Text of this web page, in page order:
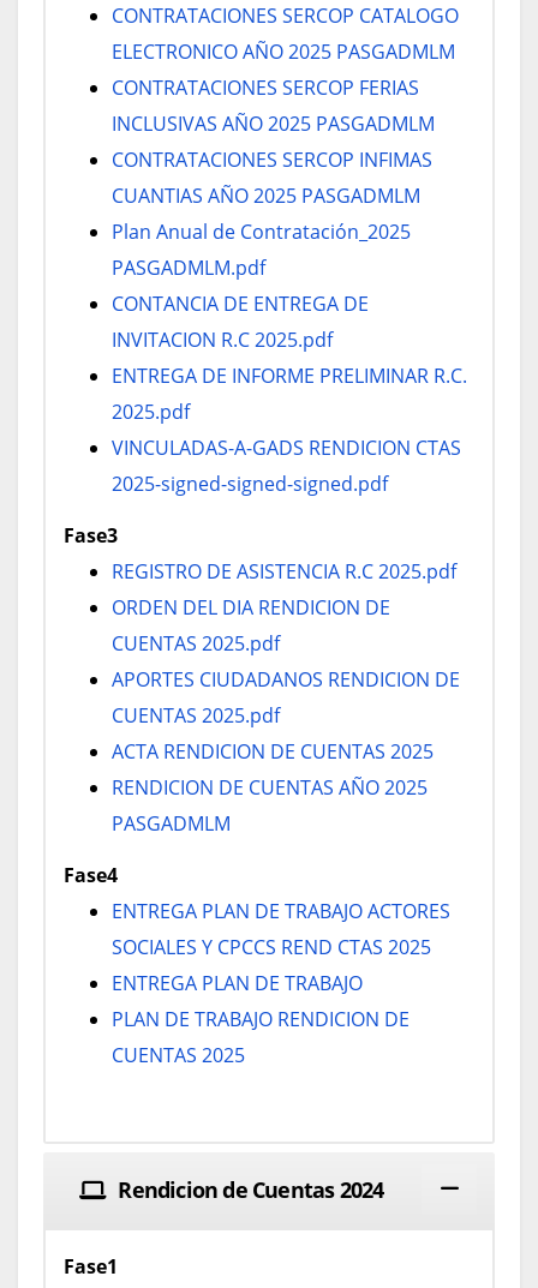
CONTRATACIONES SERCOP CATALOGO
ELECTRONICO AÑO 2025 PASGADMLM
CONTRATACIONES SERCOP FERIAS
INCLUSIVAS AÑO 2025 PASGADMLM
CONTRATACIONES SERCOP INFIMAS
CUANTIAS AÑO 2025 PASGADMLM
Plan Anual de Contratación_2025
PASGADMLM.pdf
CONTANCIA DE ENTREGA DE
INVITACION R.C 2025.pdf
ENTREGA DE INFORME PRELIMINAR R.C.
2025.pdf
VINCULADAS-A-GADS RENDICION CTAS
2025-signed-signed-signed.pdf
Fase3
REGISTRO DE ASISTENCIA R.C 2025.pdf
ORDEN DEL DIA RENDICION DE
CUENTAS 2025.pdf
APORTES CIUDADANOS RENDICION DE
CUENTAS 2025.pdf
ACTA RENDICION DE CUENTAS 2025
RENDICION DE CUENTAS AÑO 2025
PASGADMLM
Fase4
ENTREGA PLAN DE TRABAJO ACTORES
SOCIALES Y CPCCS REND CTAS 2025
ENTREGA PLAN DE TRABAJO
PLAN DE TRABAJO RENDICION DE
CUENTAS 2025
Rendicion de Cuentas 2024
Fase1